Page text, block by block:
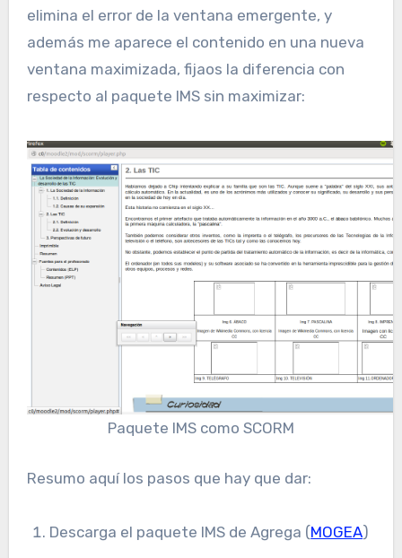
elimina el error de la ventana emergente, y
además me aparece el contenido en una nueva
ventana maximizada, fijaos la diferencia con
respecto al paquete IMS sin maximizar:
Paquete IMS como SCORM
Resumo aquí los pasos que hay que dar:
Descarga el paquete IMS de Agrega (MOGEA)